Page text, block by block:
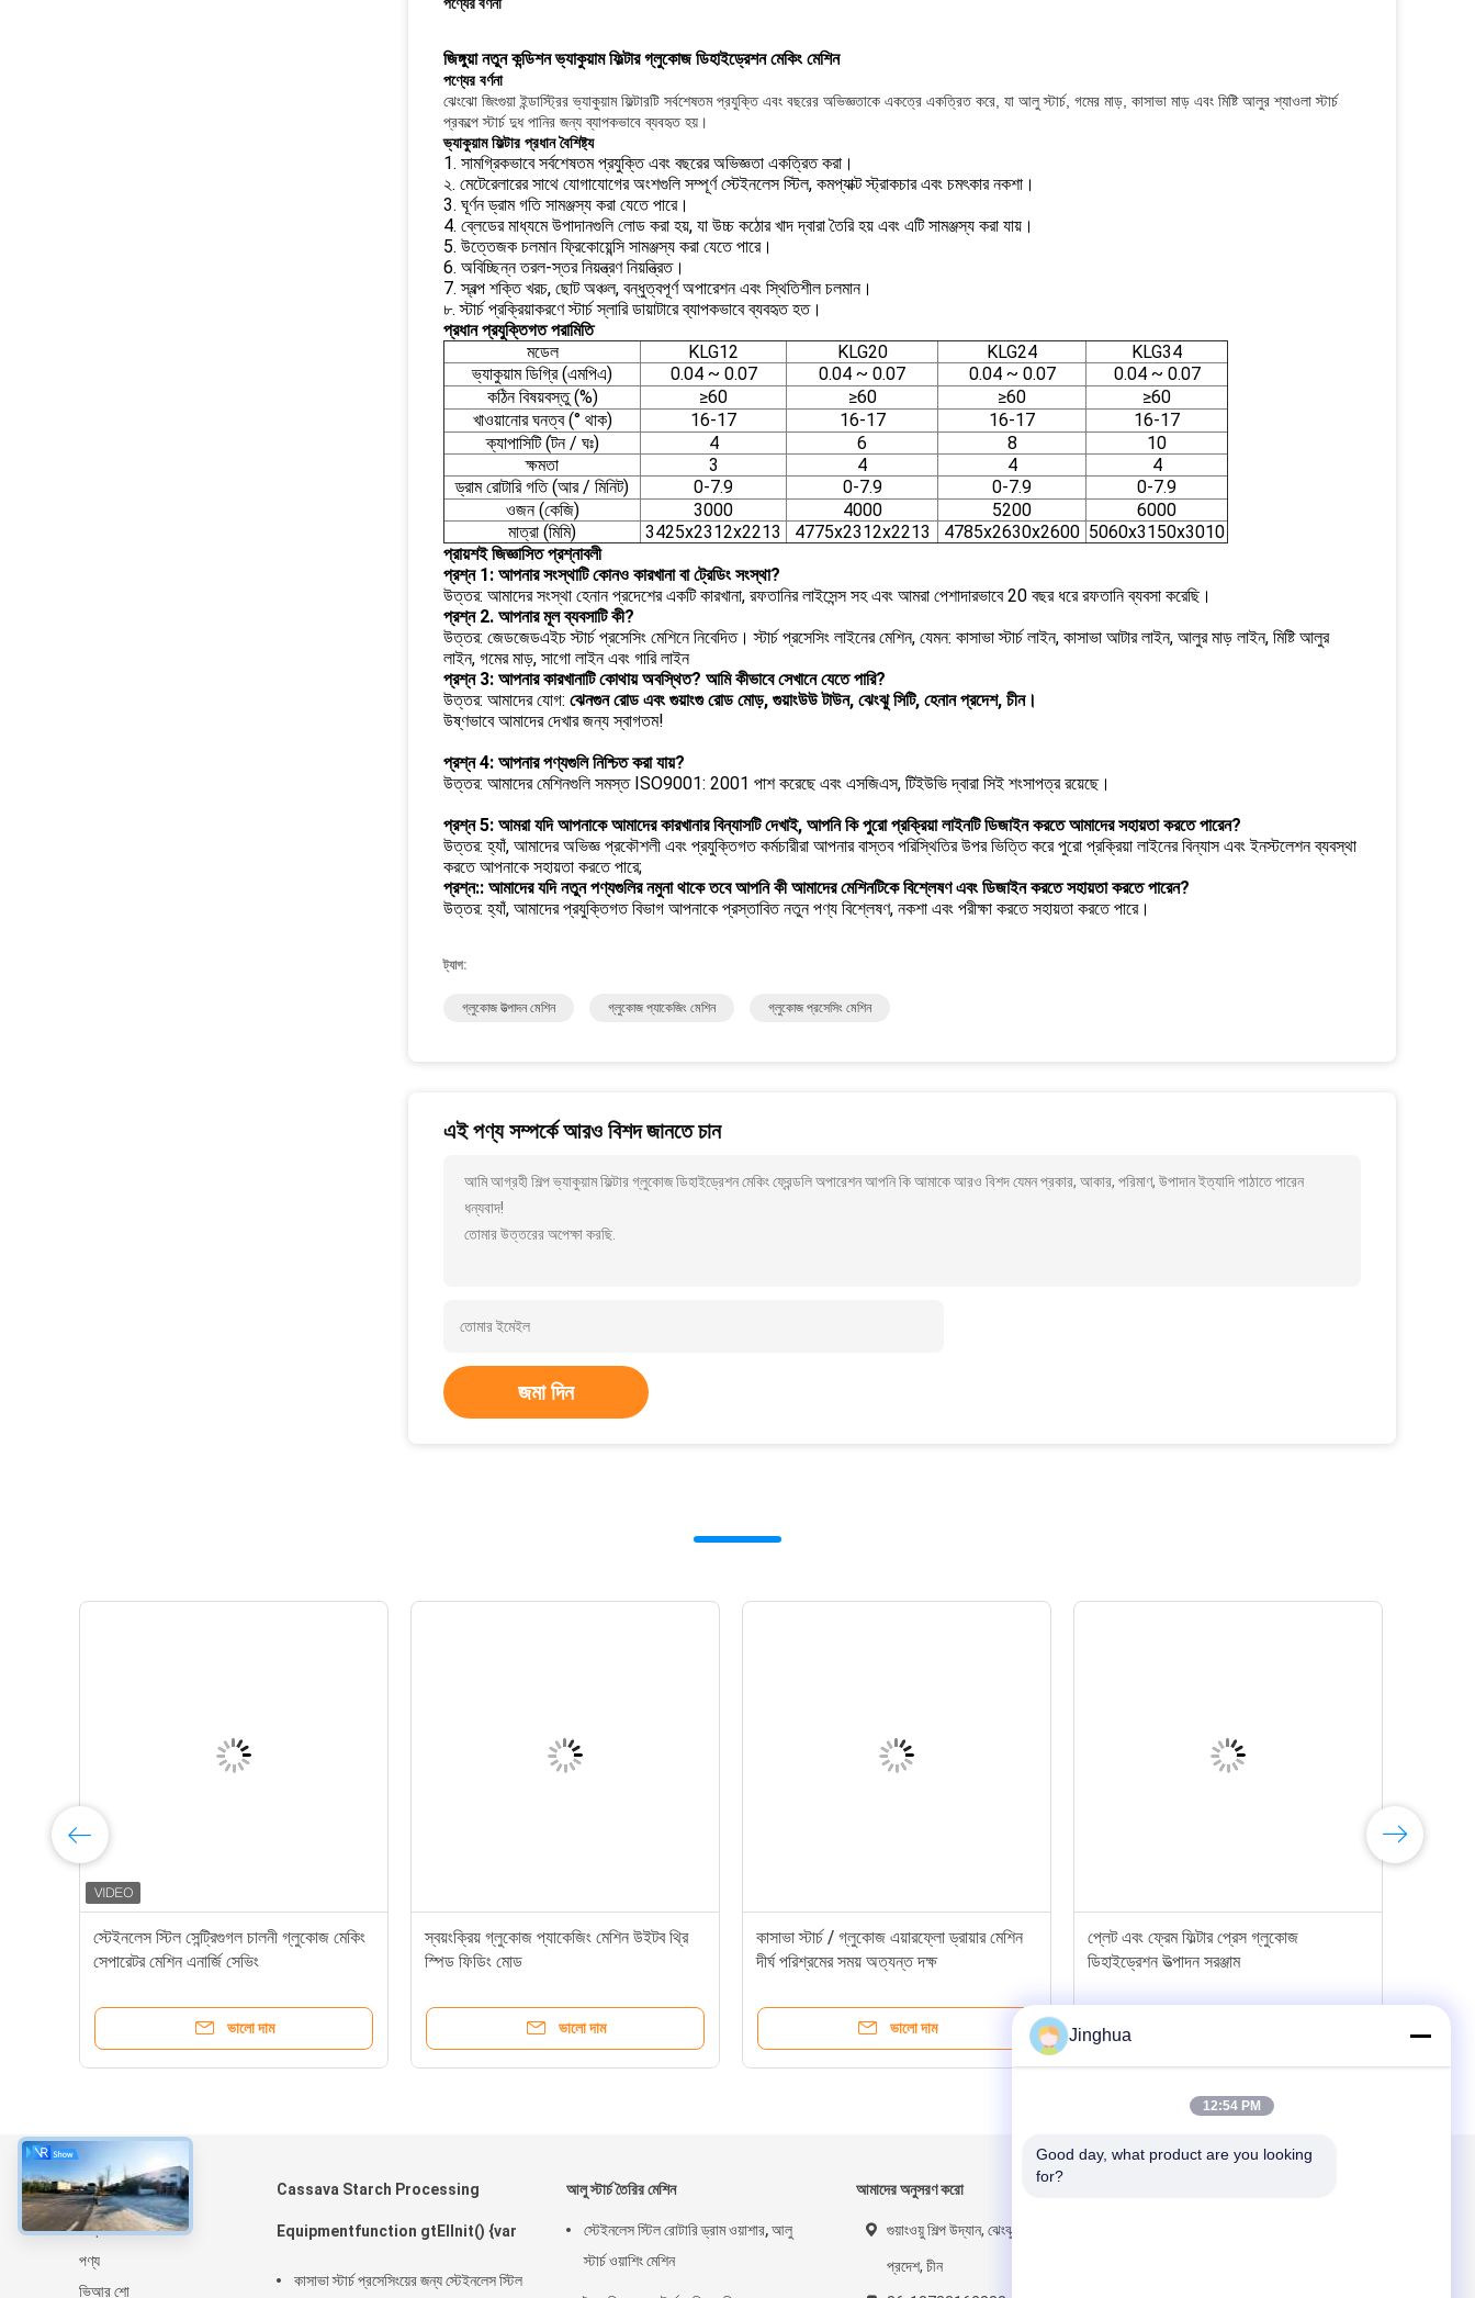
জিঙ্গুয়া নতুন কন্ডিশন ভ্যাকুয়াম ফিল্টার গ্লুকোজ ডিহাইড্রেশন মেকিং মেশিন
পণ্যের বর্ণনা
ঝেংঝো জিংগুয়া ইন্ডাস্ট্রির ভ্যাকুয়াম ফিল্টারটি সর্বশেষতম প্রযুক্তি এবং বছরের অভিজ্ঞতাকে একত্রে একত্রিত করে, যা আলু স্টার্চ, গমের মাড়, কাসাভা মাড় এবং মিষ্টি আলুর শ্যাওলা স্টার্চ
প্রকল্পে স্টার্চ দুধ পানির জন্য ব্যাপকভাবে ব্যবহৃত হয়।
ভ্যাকুয়াম ফিল্টার প্রধান বৈশিষ্ট্য
1. সামগ্রিকভাবে সর্বশেষতম প্রযুক্তি এবং বছরের অভিজ্ঞতা একত্রিত করা।
২. মেটেরেলারের সাথে যোগাযোগের অংশগুলি সম্পূর্ণ স্টেইনলেস স্টিল, কমপ্যাক্ট স্ট্রাকচার এবং চমৎকার নকশা।
3. ঘূর্ণন ড্রাম গতি সামঞ্জস্য করা যেতে পারে।
4. ব্লেডের মাধ্যমে উপাদানগুলি লোড করা হয়, যা উচ্চ কঠোর খাদ দ্বারা তৈরি হয় এবং এটি সামঞ্জস্য করা যায়।
5. উত্তেজক চলমান ফ্রিকোয়েন্সি সামঞ্জস্য করা যেতে পারে।
6. অবিচ্ছিন্ন তরল-স্তর নিয়ন্ত্রণ নিয়ন্ত্রিত।
7. স্বল্প শক্তি খরচ, ছোট অঞ্চল, বন্ধুত্বপূর্ণ অপারেশন এবং স্থিতিশীল চলমান।
৮. স্টার্চ প্রক্রিয়াকরণে স্টার্চ স্লারি ডায়াটারে ব্যাপকভাবে ব্যবহৃত হত।
প্রধান প্রযুক্তিগত পরামিতি
মডেল
KLG12 KLG20 KLG24
KLG34
ভ্যাকুয়াম ডিগ্রি (এমপিএ)
0.04 ~ 0.07 0.04 ~ 0.07 0.04 ~ 0.07
0.04 ~ 0.07
কঠিন বিষয়বস্তু (%)
≥60 ≥60 ≥60
≥60
খাওয়ানোর ঘনত্ব (° থাক)
16-17 16-17 16-17
16-17
ক্যাপাসিটি (টন / ঘঃ)
4 6 8
10
ক্ষমতা
3 4 4
4
ড্রাম রোটারি গতি (আর / মিনিট)
0-7.9 0-7.9 0-7.9
0-7.9
ওজন (কেজি)
3000 4000 5200
6000
মাত্রা (মিমি)
3425x2312x2213 4775x2312x2213 4785x2630x2600 5060x3150x3010
প্রায়শই জিজ্ঞাসিত প্রশ্নাবলী
প্রশ্ন 1: আপনার সংস্থাটি কোনও কারখানা বা ট্রেডিং সংস্থা?
উত্তর: আমাদের সংস্থা হেনান প্রদেশের একটি কারখানা, রফতানির লাইসেন্স সহ এবং আমরা পেশাদারভাবে 20 বছর ধরে রফতানি ব্যবসা করেছি।
প্রশ্ন 2. আপনার মূল ব্যবসাটি কী?
উত্তর: জেডজেডএইচ স্টার্চ প্রসেসিং মেশিনে নিবেদিত। স্টার্চ প্রসেসিং লাইনের মেশিন, যেমন: কাসাভা স্টার্চ লাইন, কাসাভা আটার লাইন, আলুর মাড় লাইন, মিষ্টি আলুর
লাইন, গমের মাড়, সাগো লাইন এবং গারি লাইন
প্রশ্ন 3: আপনার কারখানাটি কোথায় অবস্থিত? আমি কীভাবে সেখানে যেতে পারি?
উত্তর: আমাদের যোগ: ঝেনগুন রোড এবং গুয়াংগু রোড মোড়, গুয়াংউউ টাউন, ঝেংঝু সিটি, হেনান প্রদেশ, চীন।
উষ্ণভাবে আমাদের দেখার জন্য স্বাগতম!
প্রশ্ন 4: আপনার পণ্যগুলি নিশ্চিত করা যায়?
উত্তর: আমাদের মেশিনগুলি সমস্ত ISO9001: 2001 পাশ করেছে এবং এসজিএস, টিইউভি দ্বারা সিই শংসাপত্র রয়েছে।
প্রশ্ন 5: আমরা যদি আপনাকে আমাদের কারখানার বিন্যাসটি দেখাই, আপনি কি পুরো প্রক্রিয়া লাইনটি ডিজাইন করতে আমাদের সহায়তা করতে পারেন?
উত্তর: হ্যাঁ, আমাদের অভিজ্ঞ প্রকৌশলী এবং প্রযুক্তিগত কর্মচারীরা আপনার বাস্তব পরিস্থিতির উপর ভিত্তি করে পুরো প্রক্রিয়া লাইনের বিন্যাস এবং ইনস্টলেশন ব্যবস্থা
করতে আপনাকে সহায়তা করতে পারে;
প্রশ্ন:: আমাদের যদি নতুন পণ্যগুলির নমুনা থাকে তবে আপনি কী আমাদের মেশিনটিকে বিশ্লেষণ এবং ডিজাইন করতে সহায়তা করতে পারেন?
উত্তর: হ্যাঁ, আমাদের প্রযুক্তিগত বিভাগ আপনাকে প্রস্তাবিত নতুন পণ্য বিশ্লেষণ, নকশা এবং পরীক্ষা করতে সহায়তা করতে পারে।
ট্যাগ:
গ্লুকোজ উত্পাদন মেশিন গ্লুকোজ প্যাকেজিং মেশিন গ্লুকোজ প্রসেসিং মেশিন
এই পণ্য সম্পর্কে আরও বিশদ জানতে চান
আমি আগ্রহী শিল্প ভ্যাকুয়াম ফিল্টার গ্লুকোজ ডিহাইড্রেশন মেকিং ফ্রেন্ডলি অপারেশন আপনি কি আমাকে আরও বিশদ যেমন প্রকার, আকার, পরিমাণ, উপাদান ইত্যাদি পাঠাতে পারেন
ধন্যবাদ!
তোমার উত্তরের অপেক্ষা করছি.
জমা দিন
স্টেইনলেস স্টিল সেন্ট্রিগুগল চালনী গ্লুকোজ মেকিং
সেপারেটর মেশিন এনার্জি সেভিং
ভালো দাম
স্বয়ংক্রিয় গ্লুকোজ প্যাকেজিং মেশিন উইটব থ্রি
স্পিড ফিডিং মোড
ভালো দাম
কাসাভা স্টার্চ / গ্লুকোজ এয়ারফ্লো ড্রায়ার মেশিন
দীর্ঘ পরিশ্রমের সময় অত্যন্ত দক্ষ
ভালো দাম
প্লেট এবং ফ্রেম ফিল্টার প্রেস গ্লুকোজ
ডিহাইড্রেশন উত্পাদন সরঞ্জাম
সম্বন্ধে
বাড়ি
পণ্য
ভিআর শো
Cassava Starch Processing
Equipmentfunction gtElInit() {var
lib = new
কাসাভা স্টার্চ প্রসেসিংয়ের জন্য স্টেইনলেস স্টিল
আলু স্টার্চ তৈরির মেশিন
স্টেইনলেস স্টিল রোটারি ড্রাম ওয়াশার, আলু
স্টার্চ ওয়াশিং মেশিন
আমাদের অনুসরণ করো
গুয়াংওয়ু শিল্প উদ্যান, ঝেংঝু শহর, হানান
প্রদেশ, চীন
Jinghua
12:54 PM
Good day, what product are you looking
for?